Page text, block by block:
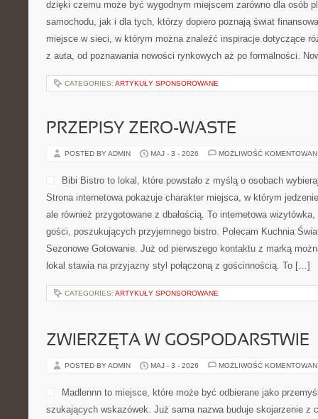
dzięki czemu może być wygodnym miejscem zarówno dla osób
samochodu, jak i dla tych, którzy dopiero poznają świat
miejsce w sieci, w którym można znaleźć inspiracje dotyczące
z auta, od poznawania nowości rynkowych aż po formalności.
CATEGORIES: ARTYKUŁY SPONSOROWANE
PRZEPISY ZERO-WASTE
POSTED BY ADMIN MAJ - 3 - 2026 MOŻLIWOŚĆ
Bibi Bistro to lokal, które powstało z myślą o osobach
Strona internetowa pokazuje charakter miejsca, w którym
ale również przygotowane z dbałością. To internetowa
gości, poszukujących przyjemnego bistro. Polecam Kuchnia
Sezonowe Gotowanie. Już od pierwszego kontaktu z marką
lokal stawia na przyjazny styl połączoną z gościnnością. To […]
CATEGORIES: ARTYKUŁY SPONSOROWANE
ZWIERZĘTA W GOSPODARSTWIE
POSTED BY ADMIN MAJ - 3 - 2026 MOŻLIWOŚĆ
Madlennn to miejsce, które może być odbierane jako
szukających wskazówek. Już sama nazwa buduje skojarzenie z